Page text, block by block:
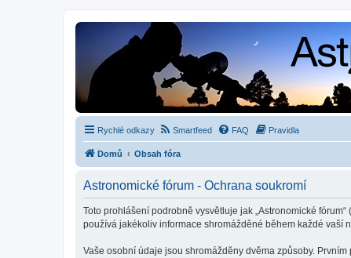
Rychlé odkazy Smartfeed FAQ Pravidla
Domů Obsah fóra
Astronomické fórum - Ochrana soukromí
Toto prohlášení podrobně vysvětluje jak „Astronomické fórum“
používá jakékoliv informace shromážděné během každé vaší
Vaše osobní údaje jsou shromážděny dvěma způsoby.